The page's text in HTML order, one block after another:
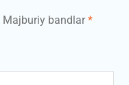
Majburiy bandlar*